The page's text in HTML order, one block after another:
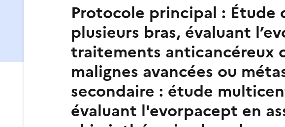
Protocole principal : Étude
plusieurs bras, évaluant
traitements anticancéreux
malignes avancées ou
secondaire : étude
évaluant l'evorpacept en